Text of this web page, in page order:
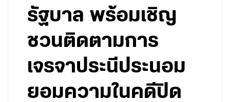
รัฐบาล พร้อมเชิญ
ชวนติดตามการ
เจรจาประนีประนอม
ยอมความในคดีปิด